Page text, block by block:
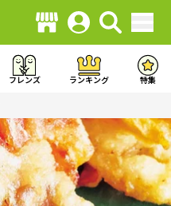
フレンズ ランキング 特集